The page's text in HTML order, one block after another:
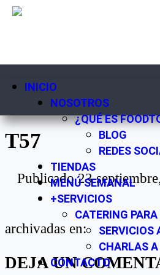
INICIO
NOSOTROS
¿QUÉ ES
BLOG
REDES
TIENDAS
MENÚ SEMANAL
+SERVICIOS
CATERING
SERVICIOS
CHARLAS
CONTACTO
T57
Publicado23
archivadas en:
DEJA UN